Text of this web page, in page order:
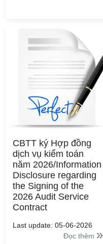
CBTT ký Hợp đồng
dịch vụ kiểm toán
năm 2026/Information
Disclosure regarding
the Signing of the
2026 Audit Service
Contract
Last update: 05-06-2026
Đọc thêm